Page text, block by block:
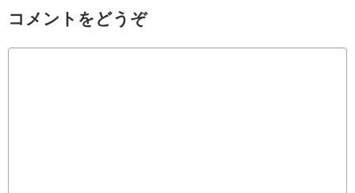
コメントをどうぞ